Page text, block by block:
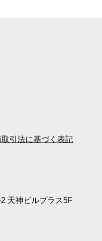
引法に基づく表記
天神ビルプラス5F